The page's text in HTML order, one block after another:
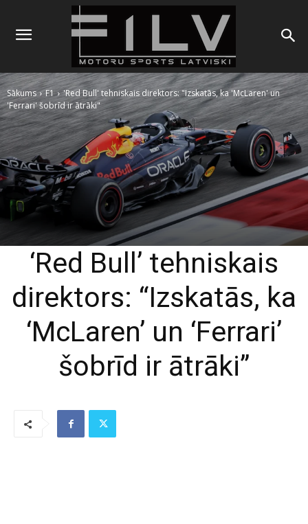
Sākums F1
'Red Bull' tehniskais direktors: "Izskatās, ka 'McLaren' un
'Ferrari' šobrīd ir ātrāki"
‘Red Bull’ tehniskais
direktors: “Izskatās, ka
‘McLaren’ un ‘Ferrari’
šobrīd ir ātrāki”